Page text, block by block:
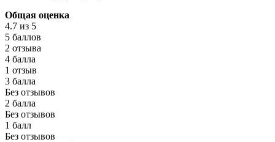
Общая оценка
4.7 из 5
5 баллов
2 отзыва
4 балла
1 отзыв
3 балла
Без отзывов
2 балла
Без отзывов
1 балл
Без отзывов